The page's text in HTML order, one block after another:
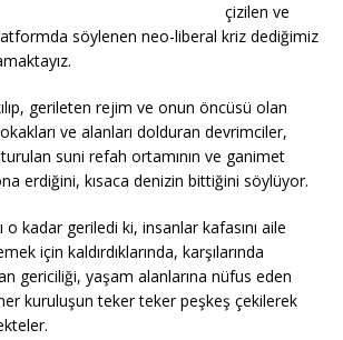
çizilen ve
söylenen neo-liberal kriz dediğimiz
gerileten rejim ve onun öncüsü olan
ve alanları dolduran devrimciler,
suni refah ortamının ve ganimet
erdiğini, kısaca denizin bittiğini söylüyor.
kadar geriledi ki, insanlar kafasını aile
için kaldırdıklarında, karşılarında
gericiliği, yaşam alanlarına nüfus eden
kuruluşun teker teker peşkeş çekilerek